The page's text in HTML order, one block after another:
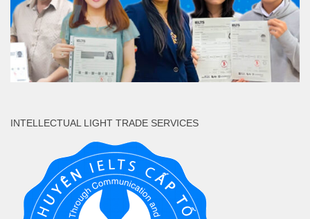
INTELLECTUAL LIGHT TRADE SERVICES